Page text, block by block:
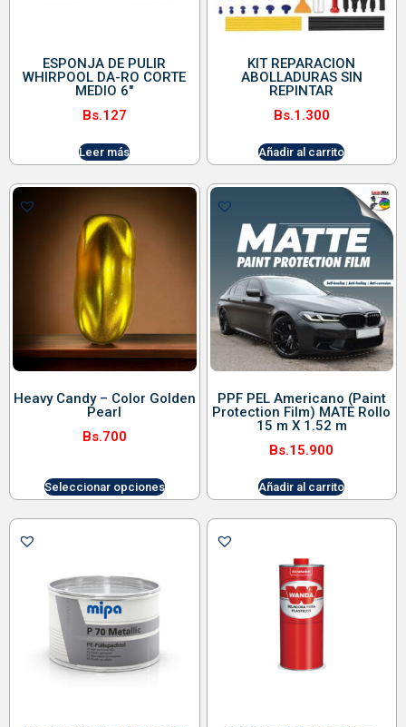
ESPONJA DE PULIR
WHIRPOOL DA-RO CORTE
MEDIO 6″
Bs.127
Leer más
KIT REPARACION
ABOLLADURAS SIN
REPINTAR
Bs.1.300
Añadir al carrito
Heavy Candy – Color Golden
Pearl
Bs.700
Seleccionar opciones
PPF PEL Americano (Paint
Protection Film) MATE Rollo
15 m X 1.52 m
Bs.15.900
Añadir al carrito